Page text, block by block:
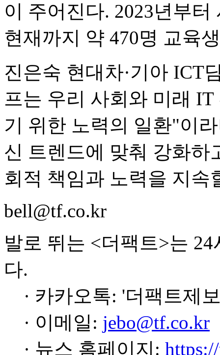
이 주어진다. 2023년부
현재까지 약 470명 교육
진은숙 현대차·기아 ICT
프는 우리 사회와 미래
기 위한 노력의 일환"이
신 트렌드에 맞춰 강화하
회적 책임과 노력을 지속
bell@tf.co.kr
발로 뛰는 <더팩트>는
다.
· 카카오톡: '더팩트제
· 이메일: jebo@tf.co.kr
· 뉴스 홈페이지: